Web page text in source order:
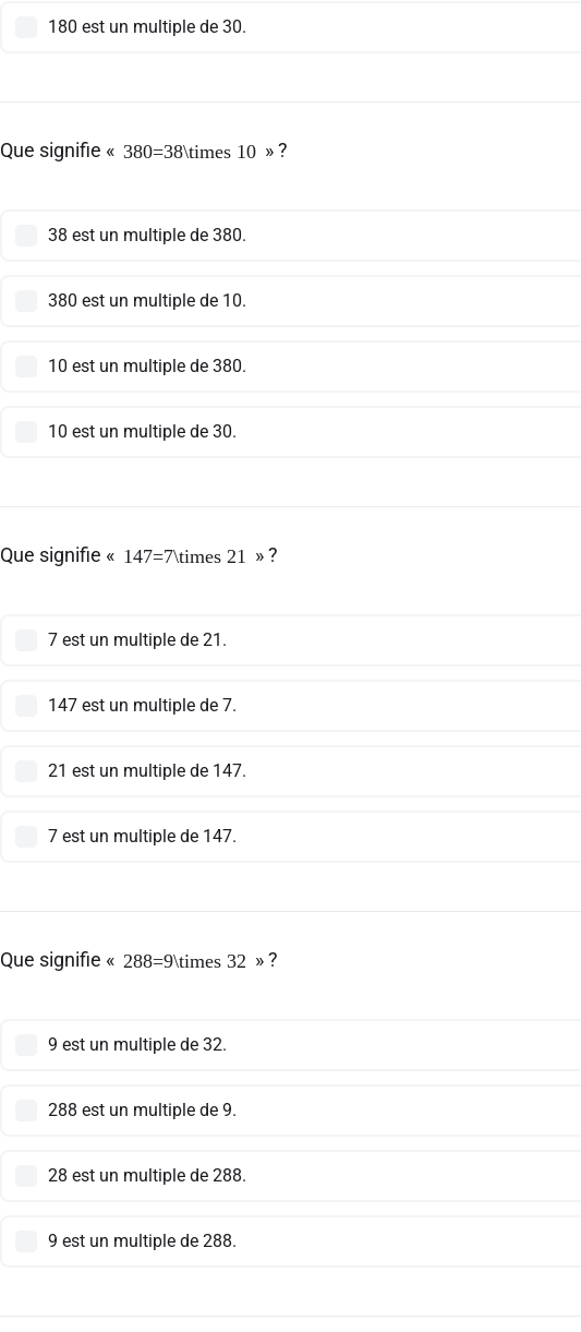
180 est un multiple de 30.
Que signifie « 380=38\times 10 » ?
38 est un multiple de 380.
380 est un multiple de 10.
10 est un multiple de 380.
10 est un multiple de 30.
Que signifie « 147=7\times 21 » ?
7 est un multiple de 21.
147 est un multiple de 7.
21 est un multiple de 147.
7 est un multiple de 147.
Que signifie « 288=9\times 32 » ?
9 est un multiple de 32.
288 est un multiple de 9.
28 est un multiple de 288.
9 est un multiple de 288.